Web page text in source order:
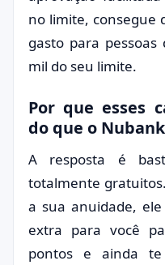
no limite, consegue
gasto para
mil do seu limite.
Por que esses
do que o
A resposta é
totalmente
a sua anuidade,
extra para você
pontos e ainda